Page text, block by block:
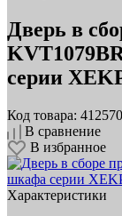
Дверь в
серии
Код товара: 412570
В сравнение
В избранное
Характеристики